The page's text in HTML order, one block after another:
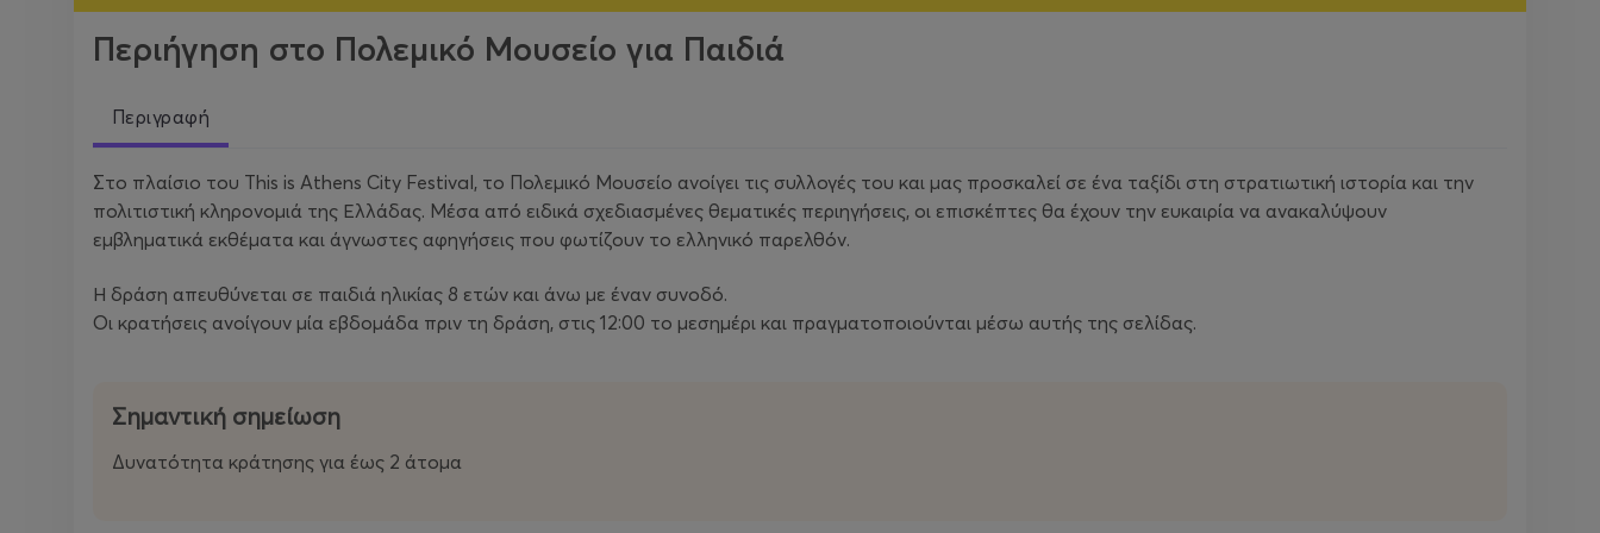
Περιήγηση στο Πολεμικό Μουσείο για Παιδιά
Περιγραφή
Στο πλαίσιο του This is Athens City Festival, το Πολεμικό Μουσείο ανοίγει τις συλλογές του και μας προσκαλεί σε ένα ταξίδι στη στρατιωτική ιστορία και την
πολιτιστική κληρονομιά της Ελλάδας. Μέσα από ειδικά σχεδιασμένες θεματικές περιηγήσεις, οι επισκέπτες θα έχουν την ευκαιρία να ανακαλύψουν
εμβληματικά εκθέματα και άγνωστες αφηγήσεις που φωτίζουν το ελληνικό παρελθόν.
Η δράση απευθύνεται σε παιδιά ηλικίας 8 ετών και άνω με έναν συνοδό.
Οι κρατήσεις ανοίγουν μία εβδομάδα πριν τη δράση, στις 12:00 το μεσημέρι και πραγματοποιούνται μέσω αυτής της σελίδας.
Σημαντική σημείωση
Δυνατότητα κράτησης για έως 2 άτομα